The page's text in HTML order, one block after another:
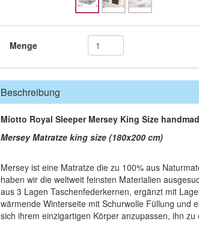
Menge
Beschreibung
Miotto Royal Sleeper Mersey King Size
Mersey Matratze king size (180x200 cm)
Mersey ist eine Matratze die zu 100% aus
haben wir die weltweit feinsten Materialien
aus 3 Lagen Taschenfederkernen, ergänzt mit
wärmende Winterseite mit Schurwolle Füllung und
sich ihrem einzigartigen Körper anzupassen, ihn